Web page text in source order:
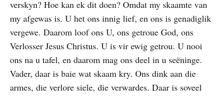
verskyn? Hoe kan ek dit doen? Omdat my skaamte van
my afgewas is. U het ons innig lief, en ons is genadiglik
vergewe. Daarom loof ons U, ons getroue God, ons
Verlosser Jesus Christus. U is vir ewig getrou. U nooi
ons na u tafel, en daarom mag ons deel in u seëninge.
Vader, daar is baie wat skaam kry. Ons dink aan die
armes, die verlore siele, die verwardes. Daar is soveel